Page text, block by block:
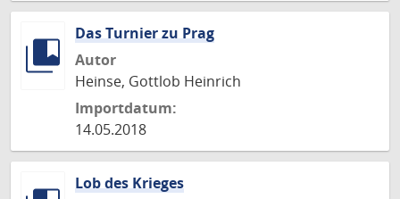
Das Turnier zu Prag
Autor
Heinse, Gottlob Heinrich
Importdatum:
14.05.2018
Lob des Krieges